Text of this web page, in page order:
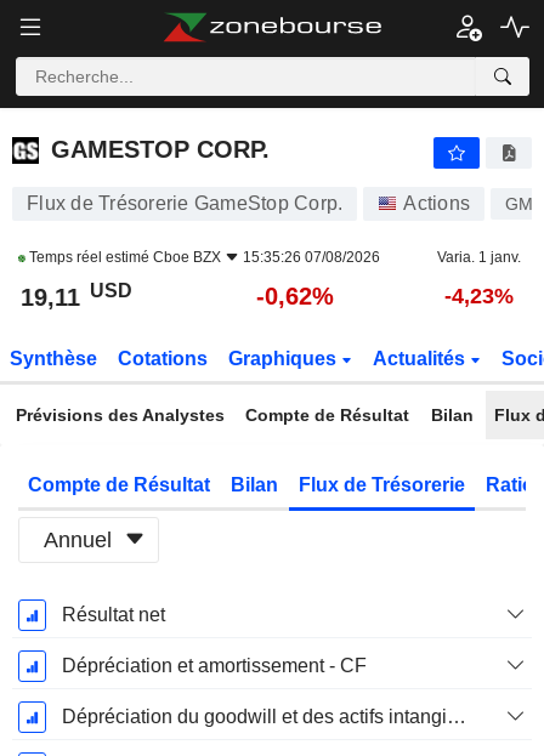
GAMESTOP CORP.
GAMESTOP CORP.
Flux de Trésorerie GameStop Corp. Actions GME
Temps réel estimé Cboe BZX 15:35:26 07/08/2026 Varia. 1 janv.
19,11 USD -0,62% -4,23%
Synthèse Cotations Graphiques Actualités
Prévisions des Analystes Compte de Résultat Bilan Flux
Compte de Résultat Bilan Flux de Trésorerie
Annuel
Période
Fiscale:
Janvier
Résultat net
Dépréciation et amortissement - CF
Dépréciation du goodwill et des actifs intangibles